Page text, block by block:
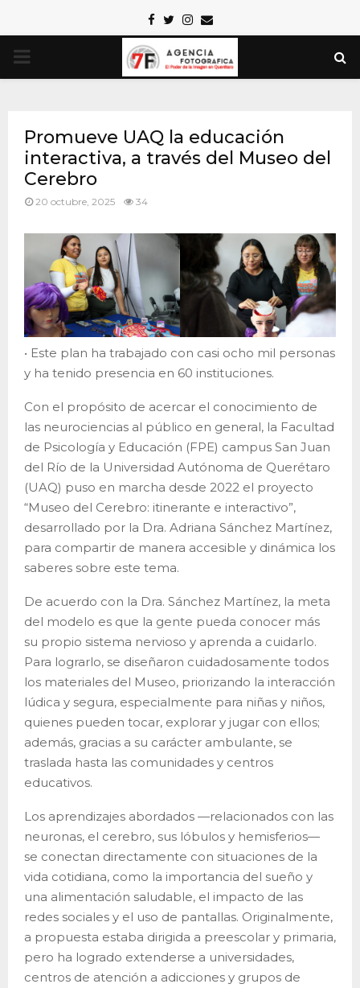
Facebook
TwitterInstagram
Email
PRIMARY
Promueve UAQ la educación
interactiva, a través del Museo del
Cerebro
20 octubre, 2025 34
• Este plan ha trabajado con casi ocho mil personas
y ha tenido presencia en 60 instituciones.
Con el propósito de acercar el conocimiento de
las neurociencias al público en general, la Facultad
de Psicología y Educación (FPE) campus San Juan
del Río de la Universidad Autónoma de Querétaro
(UAQ) puso en marcha desde 2022 el proyecto
“Museo del Cerebro: itinerante e interactivo”,
desarrollado por la Dra. Adriana Sánchez Martínez,
para compartir de manera accesible y dinámica los
saberes sobre este tema.
De acuerdo con la Dra. Sánchez Martínez, la meta
del modelo es que la gente pueda conocer más
su propio sistema nervioso y aprenda a cuidarlo.
Para lograrlo, se diseñaron cuidadosamente todos
los materiales del Museo, priorizando la interacción
lúdica y segura, especialmente para niñas y niños,
quienes pueden tocar, explorar y jugar con ellos;
además, gracias a su carácter ambulante, se
traslada hasta las comunidades y centros
educativos.
Los aprendizajes abordados —relacionados con las
neuronas, el cerebro, sus lóbulos y hemisferios—
se conectan directamente con situaciones de la
vida cotidiana, como la importancia del sueño y
una alimentación saludable, el impacto de las
redes sociales y el uso de pantallas. Originalmente,
a propuesta estaba dirigida a preescolar y primaria,
pero ha logrado extenderse a universidades,
centros de atención a adicciones y grupos de